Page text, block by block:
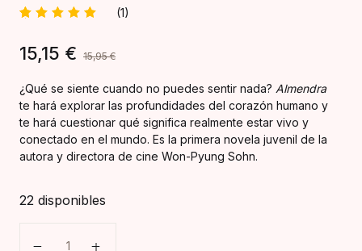
con5.00
de 5 en
valoració
n de un
cliente
(1)
15,15 € 15,95€
¿Qué se siente cuando no puedes sentir nada? Almendra
te hará explorar las profundidades del corazón humano y
te hará cuestionar qué significa realmente estar vivo y
conectado en el mundo. Es la primera novela juvenil de la
autora y directora de cine Won-Pyung Sohn.
22 disponibles